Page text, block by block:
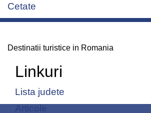
Cetate
Destinatii turistice in Romania
Linkuri
Lista judete